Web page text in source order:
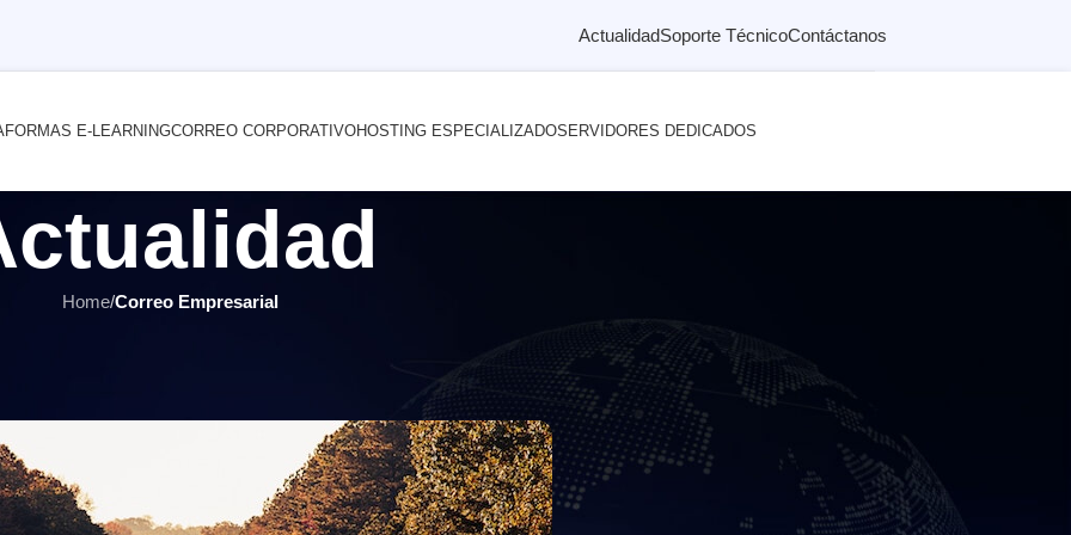
ActualidadSoporte TécnicoContáctanos
E-LEARNINGCORREO CORPORATIVOHOSTING ESPECIALIZADOSERVIDORES DEDICADOS
Home/Correo Empresarial
rDNS en un servidor de correo empresarial?